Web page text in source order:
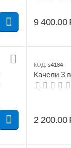
9 400.00
КОД: s4184
Качели 3
2 200.00